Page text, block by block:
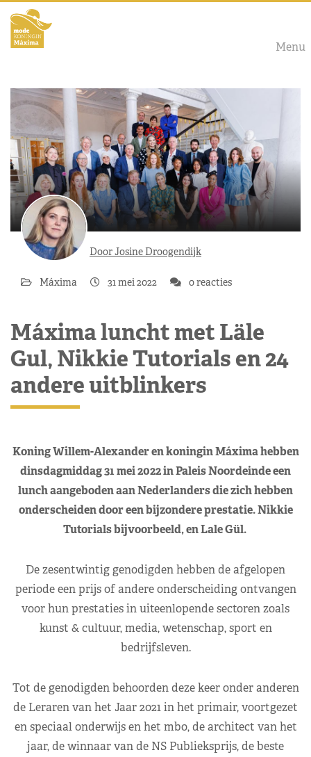
Menu
Door Josine Droogendijk
Máxima 31 mei 2022 0 reacties
Máxima luncht met Läle
Gul, Nikkie Tutorials en 24
andere uitblinkers
Koning Willem-Alexander en koningin Máxima hebben
dinsdagmiddag 31 mei 2022 in Paleis Noordeinde een
lunch aangeboden aan Nederlanders die zich hebben
onderscheiden door een bijzondere prestatie. Nikkie
Tutorials bijvoorbeeld, en Lale Gül.
De zesentwintig genodigden hebben de afgelopen
periode een prijs of andere onderscheiding ontvangen
voor hun prestaties in uiteenlopende sectoren zoals
kunst & cultuur, media, wetenschap, sport en
bedrijfsleven.
Tot de genodigden behoorden deze keer onder anderen
de Leraren van het Jaar 2021 in het primair, voortgezet
en speciaal onderwijs en het mbo, de architect van het
jaar, de winnaar van de NS Publieksprijs, de beste